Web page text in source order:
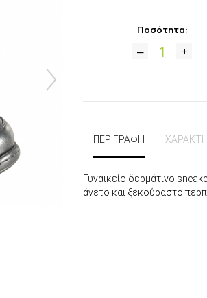
Ποσότητα:
ΠΕΡΙΓΡΑΦΗ
Γυναικείo δερμάτινo
άνετο και ξεκούραστο